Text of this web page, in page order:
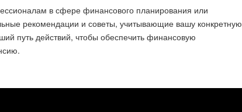
в сфере финансового планирования или
рекомендации и советы, учитывающие вашу конкретную
путь действий, чтобы обеспечить финансовую